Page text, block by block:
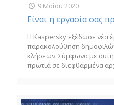
9 Μαΐου 2020
Είναι η εργασία σας
Η Kaspersky εξέδωσε νέα
παρακολούθηση
κλήσεων. Σύμφωνα με
πρωτιά σε διεφθαρμένα